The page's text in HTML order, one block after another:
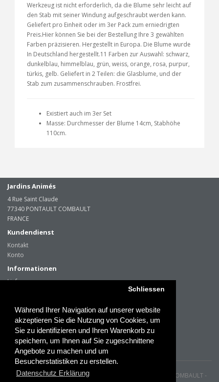
Während Ihrer Navigation auf unserer website
akzeptieren Sie die Nutzung von Cookies, um
Sie zu identifizieren und Ihren Warenkorb zu
speichern, um Ihnen auf Sie zugeschnittene
Angebote zu machen und um
Besucherstatistiken zu erstellen.
Datenschutz Erklärung
Schliessen
Werkzeug ist nicht erforderlich, da die Blume sehr leicht auf
den Stab mit seiner Windung aufgeschraubt werden kann.
Geliefert pro Einheit oder im 3er Pack zum erniedrigten
Preis.Hier können Sie bei der Bestellung Ihre 3 gewählten
Farben präzisieren. Hergestellt in Europa. Die Blume wurde
In Deutschland hergestellt.11 Farben zur Auswahl: schwarz,
dunkelblau, himmelblau, grün, weiss, orange, rosa, purpur,
türkis, gelb. Geliefert in 2 Teilen: die Glasblume, und der
Stab zum zusammenschrauben. Frostfrei.
Existiert auch im 3er Set
Masse: Durchmesser der Blume 14cm, Stabhöhe
110cm.
Jardins Animés
4 Rue Saint Claude
77340 PONTAULT COMBAULT
FRANCE
Kundendienst
Kontakt
Konto
Informationen
Lieferung
Impressum & AGB
Paiements sécurisés
Jardins Animes © - 4 Rue Saint Claude - 77340 PONTAULT COMBAULT -